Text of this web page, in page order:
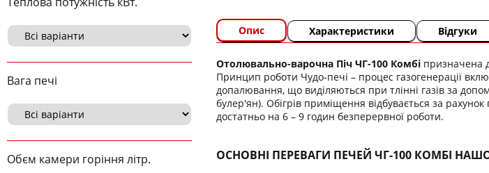
Вага печі
Обєм камери горіння літр.
Опис Характеристики Відгуки
Отолювально-варочна Піч ЧГ-100 Комбі призначена
Принцип роботи Чудо-печі – процес газогенерації
допалювання, що виділяються при тлінні газів за
булер'ян). Обігрів приміщення відбувається за
достатньо на 6 – 9 годин безперервної роботи.
ОСНОВНІ ПЕРЕВАГИ ПЕЧЕЙ ЧГ-100 КОМБІ